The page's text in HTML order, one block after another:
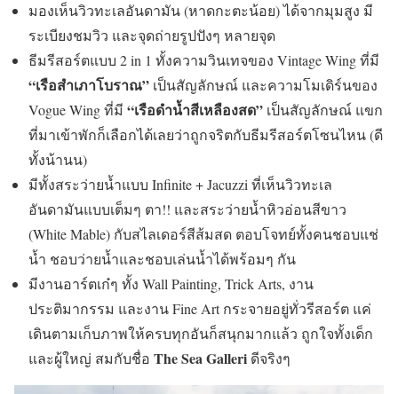
มองเห็นวิวทะเลอันดามัน (หาดกะตะน้อย) ได้จากมุมสูง มี
ระเบียงชมวิว และจุดถ่ายรูปปังๆ หลายจุด
ธีมรีสอร์ตแบบ 2 in 1 ทั้งความวินเทจของ Vintage Wing ที่มี
“เรือสำเภาโบราณ” เป็นสัญลักษณ์ และความโมเดิร์นของ
Vogue Wing ที่มี “เรือดำน้ำสีเหลืองสด” เป็นสัญลักษณ์ แขก
ที่มาเข้าพักก็เลือกได้เลยว่าถูกจริตกับธีมรีสอร์ตโซนไหน (ดี
ทั้งน้านน)
มีทั้งสระว่ายน้ำแบบ Infinite + Jacuzzi ที่เห็นวิวทะเล
อันดามันแบบเต็มๆ ตา!! และสระว่ายน้ำหิวอ่อนสีขาว
(White Mable) กับสไลเดอร์สีส้มสด ตอบโจทย์ทั้งคนชอบแช่
น้ำ ชอบว่ายน้ำและชอบเล่นน้ำได้พร้อมๆ กัน
มีงานอาร์ตเก๋ๆ ทั้ง Wall Painting, Trick Arts, งาน
ประติมากรรม และงาน Fine Art กระจายอยู่ทั่วรีสอร์ต แค่
เดินตามเก็บภาพให้ครบทุกอันก็สนุกมากแล้ว ถูกใจทั้งเด็ก
และผู้ใหญ่ สมกับชื่อ The Sea Galleri ดีจริงๆ